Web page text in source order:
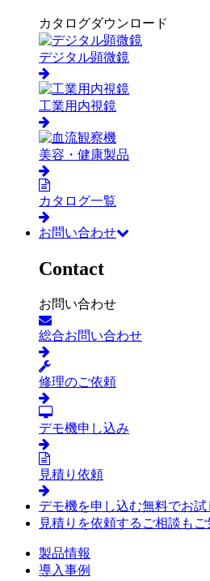
カタログダウンロード
デジタル顕微鏡
工業用内視鏡
美容・健康製品
カタログ一覧
お問い合わせ
Contact
お問い合わせ
総合お問い合わせ
修理のご依頼
デモ機申し込み
見積り依頼
デモ機を申し込む無料でお試
見積りを依頼する ご相談もご
製品情報
導入事例